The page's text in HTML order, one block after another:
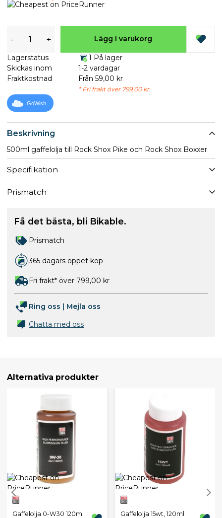
Beskrivning
500ml gaffelolja till Rock Shox Pike och Rock Shox Boxxer
Specifikation
Prismatch
- + Lägg i varukorg
Lagerstatus
1 På lager
Skickas inom
1-2 vardagar
Fraktkostnad
Från 59,00 kr
* Fri frakt över 799,00 kr
GoWish
Få det bästa, bli Bikable.
Prismatch
365 dagars öppet köp
Fri frakt* över 799,00 kr
Ring oss | Mejla oss
Chatta med oss
Alternativa produkter
Gaffelolja 0-W30 120ml
Gaffelolja 15wt, 120ml